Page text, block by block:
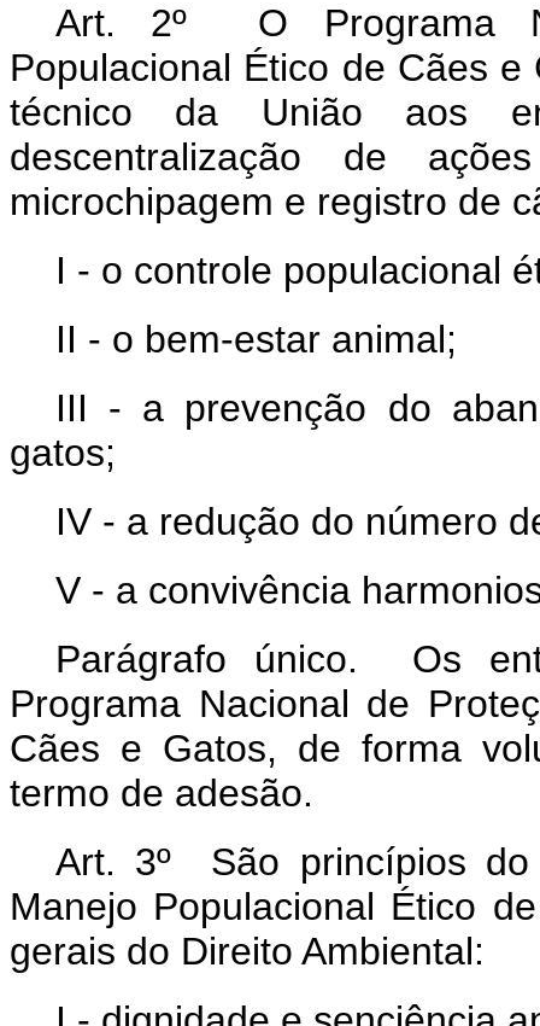
Art. 2º O Programa
Populacional Ético de Cães
técnico da União aos
descentralização de
microchipagem e registro de
I - o controle populacional
II - o bem-estar animal;
III - a prevenção do
gatos;
IV - a redução do número
V - a convivência
Parágrafo único. Os
Programa Nacional de
Cães e Gatos, de forma
termo de adesão.
Art. 3º São princípios do
Manejo Populacional Ético
gerais do Direito Ambiental: